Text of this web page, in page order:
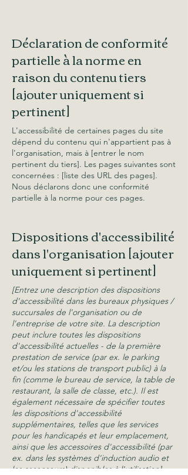
Déclaration de conformité
partielle à la norme en
raison du contenu tiers
[ajouter uniquement si
pertinent]
L'accessibilité de certaines pages du site
dépend du contenu qui n'appartient pas à
l'organisation, mais à [entrer le nom
pertinent du tiers]. Les pages suivantes sont
concernées : [liste des URL des pages].
Nous déclarons donc une conformité
partielle à la norme pour ces pages.
Dispositions d'accessibilité
dans l'organisation [ajouter
uniquement si pertinent]
[Entrez une description des dispositions
d'accessibilité dans les bureaux physiques /
succursales de l'organisation ou de
l'entreprise de votre site. La description
peut inclure toutes les dispositions
d'accessibilité actuelles - de la première
prestation de service (par ex. le parking
et/ou les stations de transport public) à la
fin (comme le bureau de service, la table de
restaurant, la salle de classe, etc.). Il est
également nécessaire de spécifier toutes
les dispositions d'accessibilité
supplémentaires, telles que les services
pour les handicapés et leur emplacement,
ainsi que les accessoires d'accessibilité (par
ex. dans les systèmes d'induction audio et
les ascenseurs) disponibles à l'utilisation]